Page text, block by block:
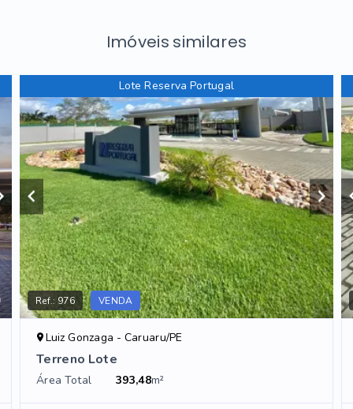
Imóveis similares
Lote Reserva Portugal
Ref.: 976 VENDA
Luiz Gonzaga - Caruaru/PE
Terreno Lote
Área Total 393,48m²